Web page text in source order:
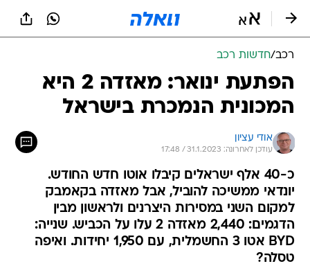
רכב/חדשות רכב
הפתעת ינואר: מאזדה 2 היא
המכונית הנמכרת בישראל
אודי עציון
עודכן לאחרונה: 31.1.2023 / 17:48
כ-40 אלף ישראלים קיבלו אוטו חדש החודש.
יונדאי ממשיכה להוביל, אבל מאזדה בקאמבק
למקום השני במסירות היצרנים ולראשון מבין
הדגמים: 2,440 מאזדה 2 עלו על הכביש. שנייה:
BYD אטו 3 החשמלית, עם 1,950 יחידות. ואיפה
טסלה?